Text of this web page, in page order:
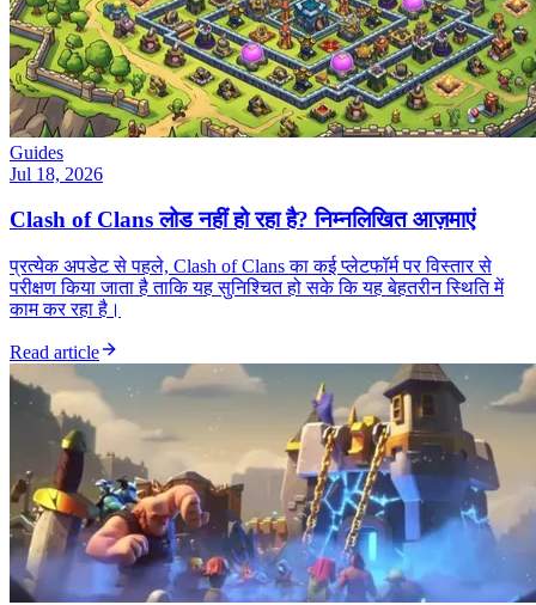
Guides
Jul 18, 2026
Clash of Clans लोड नहीं हो रहा है? निम्नलिखित आज़माएं
प्रत्येक अपडेट से पहले, Clash of Clans का कई प्लेटफॉर्म पर विस्तार से
परीक्षण किया जाता है ताकि यह सुनिश्चित हो सके कि यह बेहतरीन स्थिति में
काम कर रहा है।
Read article